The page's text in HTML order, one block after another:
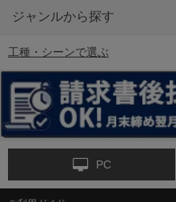
6-矢印板/LED矢印板
ジャンルから探す
工種・シーンで選ぶ
PC